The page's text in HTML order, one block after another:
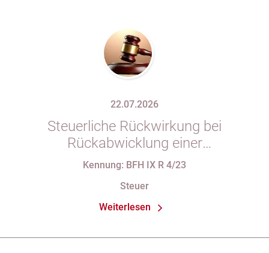
22.07.2026
Steuerliche Rückwirkung bei
Rückabwicklung einer
Anteilsübertragung wegen Wegfalls
Kennung: BFH IX R 4/23
Steuer
Weiterlesen